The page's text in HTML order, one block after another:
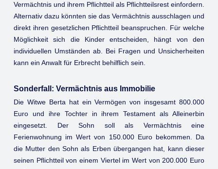
Vermächtnis und ihrem Pflichtteil als Pflichtteilsrest einfordern.
Alternativ dazu könnten sie das Vermächtnis ausschlagen und
direkt ihren gesetzlichen Pflichtteil beanspruchen. Für welche
Möglichkeit sich die Kinder entscheiden, hängt von den
individuellen Umständen ab. Bei Fragen und Unsicherheiten
kann ein Anwalt für Erbrecht behilflich sein.
Sonderfall: Vermächtnis aus Immobilie
Die Witwe Berta hat ein Vermögen von insgesamt 800.000
Euro und ihre Tochter in ihrem Testament als Alleinerbin
eingesetzt. Der Sohn soll als Vermächtnis eine
Ferienwohnung im Wert von 150.000 Euro bekommen. Da
die Mutter den Sohn als Erben übergangen hat, kann dieser
seinen Pflichtteil von einem Viertel im Wert von 200.000 Euro